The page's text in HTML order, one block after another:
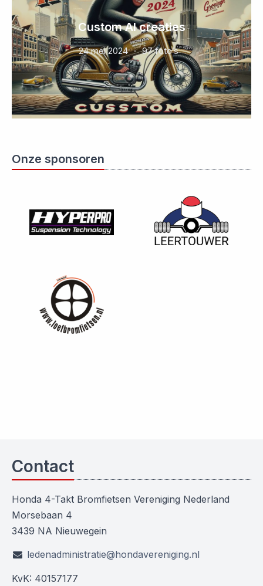
Custom AI creaties
24 mei 2024 97 foto’s
Onze sponsoren
Contact
Honda 4-Takt Bromfietsen Vereniging Nederland
Morsebaan 4
3439 NA Nieuwegein
ledenadministratie@hondavereniging.nl
KvK: 40157177